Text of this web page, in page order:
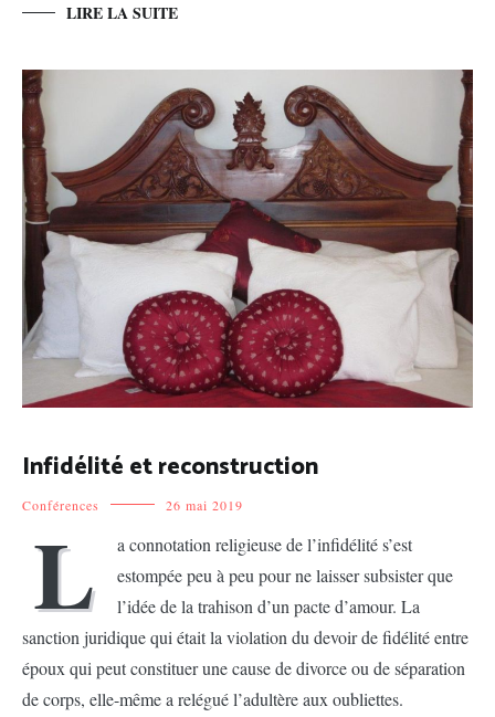
LIRE LA SUITE
Infidélité et reconstruction
Conférences 26 mai 2019
L
a connotation religieuse de l’infidélité s’est
estompée peu à peu pour ne laisser subsister que
l’idée de la trahison d’un pacte d’amour. La
sanction juridique qui était la violation du devoir de fidélité entre
époux qui peut constituer une cause de divorce ou de séparation
de corps, elle-même a relégué l’adultère aux oubliettes.